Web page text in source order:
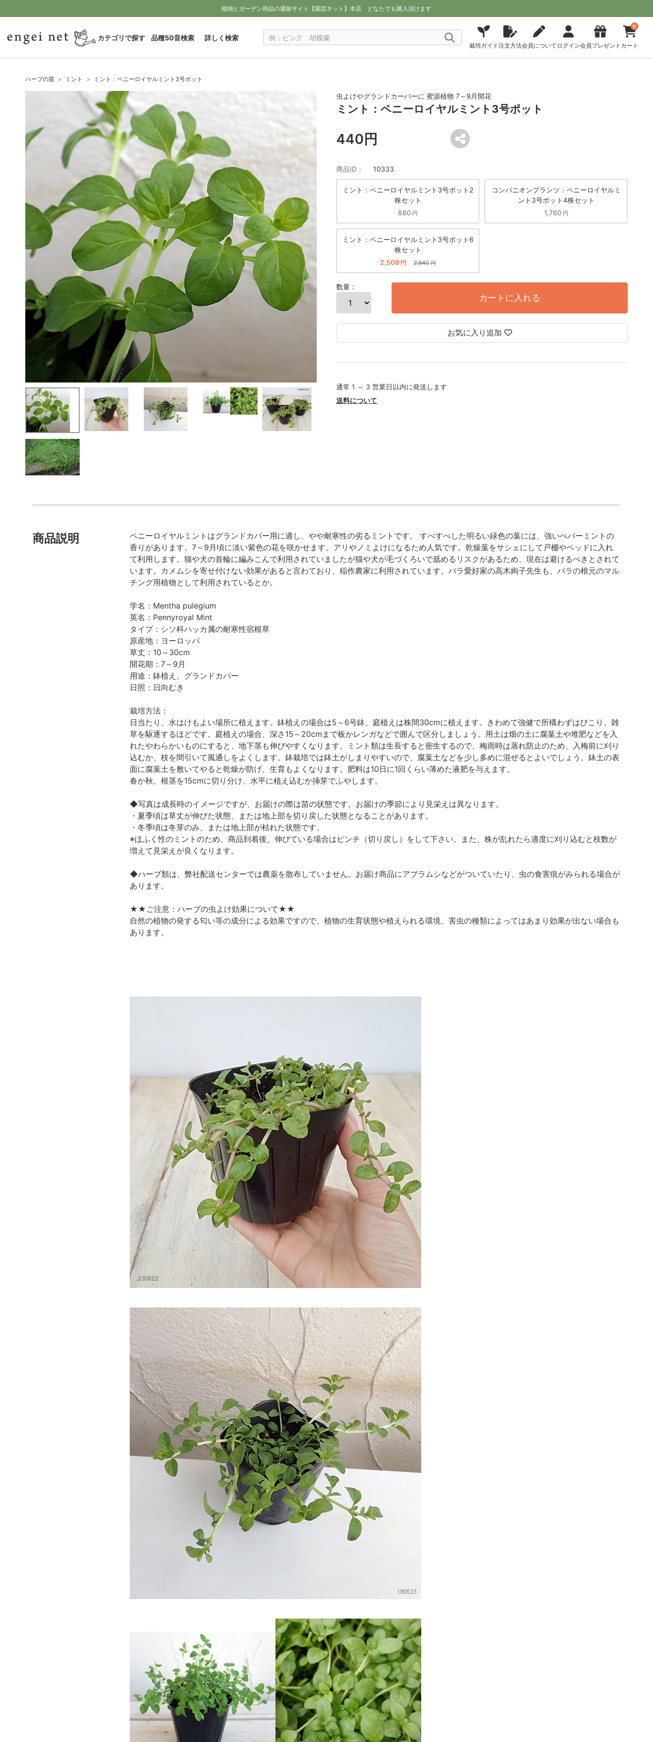
植物とガーデン用品の通販サイト【園芸ネット】本店 どなたでも購入頂けます
カテゴリで探す 品種50音検索 詳しく検索
栽培ガイド注文方法会員について ログイン会員プレゼント
0
カート
ハーブの苗 ミント ミント：ペニーロイヤルミント3号ポット
虫よけやグランドカーバーに 蜜源植物 7～9月開花
ミント：ペニーロイヤルミント3号ポット
440円
商品ID： 10333
ミント：ペニーロイヤルミント3号ポット2
株セット
880 円
コンパニオンプランツ：ペニーロイヤルミ
ント3号ポット4株セット
1,760 円
ミント：ペニーロイヤルミント3号ポット6
株セット
2,508 円 2,640円
数量：
カートに入れる
お気に入り追加
通常 1 ～ 3 営業日以内に発送します
送料について
商品説明
ペニーロイヤルミントはグランドカバー用に適し、やや耐寒性の劣るミントです。 すべすべした明るい緑色の葉には、強いぺパーミントの
香りがあります。7～9月頃に淡い紫色の花を咲かせます。アリやノミよけになるため人気です。乾燥葉をサシェにして戸棚やベッドに入れ
て利用します。猫や犬の首輪に編みこんで利用されていましたが猫や犬が毛づくろいで舐めるリスクがあるため、現在は避けるべきとされて
います。カメムシを寄せ付けない効果があると言わており、稲作農家に利用されています。バラ愛好家の高木絢子先生も、バラの根元のマル
チング用植物として利用されているとか。
学名：Mentha pulegium
英名：Pennyroyal Mint
タイプ：シソ科ハッカ属の耐寒性宿根草
原産地：ヨーロッパ
草丈：10～30cm
開花期：7～9月
用途：鉢植え、グランドカバー
日照：日向むき
栽培方法：
日当たり、水はけもよい場所に植えます。鉢植えの場合は5～6号鉢、庭植えは株間30cmに植えます。きわめて強健で所構わずはびこり、雑
草を駆逐するほどです。庭植えの場合、深さ15～20cmまで板かレンガなどで囲んで区分しましょう。用土は畑の土に腐葉土や堆肥などを入
れたやわらかいものにすると、地下茎も伸びやすくなります。ミント類は生長すると密生するので、梅雨時は蒸れ防止のため、入梅前に刈り
込むか、枝を間引いて風通しをよくします。鉢栽培では鉢土がしまりやすいので、腐葉土などを少し多めに混ぜるとよいでしょう。鉢土の表
面に腐葉土を敷いてやると乾燥が防げ、生育もよくなります。肥料は10日に1回くらい薄めた液肥を与えます。
春か秋、根茎を15cmに切り分け、水平に植え込むか挿芽でふやします。
◆写真は成長時のイメージですが、お届けの際は苗の状態です。お届けの季節により見栄えは異なります。
・夏季頃は草丈が伸びた状態、または地上部を切り戻した状態となることがあります。
・冬季頃は冬芽のみ、または地上部が枯れた状態です。
※ほふく性のミントのため、商品到着後、伸びている場合はピンチ（切り戻し）をして下さい。また、株が乱れたら適度に刈り込むと枝数が
増えて見栄えが良くなります。
◆ハーブ類は、弊社配送センターでは農薬を散布していません。お届け商品にアブラムシなどがついていたり、虫の食害痕がみられる場合が
あります。
★★ご注意：ハーブの虫よけ効果について★★
自然の植物の発する匂い等の成分による効果ですので、植物の生育状態や植えられる環境、害虫の種類によってはあまり効果が出ない場合も
あります。